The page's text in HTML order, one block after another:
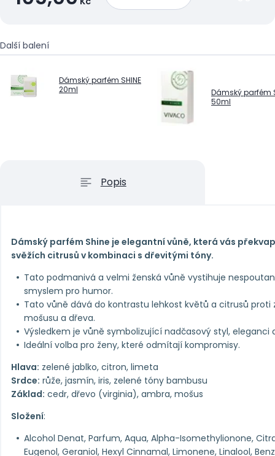
Další balení
Dámský parfém SHINE
20ml
Dámský parfém
50ml
Popis
Dámský parfém Shine je elegantní vůně, která vás
svěžích citrusů v kombinaci s dřevitými tóny.
Tato podmanivá a velmi ženská vůně vystihuje
smyslem pro humor.
Tato vůně dává do kontrastu lehkost květů a citrusů
mošusu a dřeva.
Výsledkem je vůně symbolizující nadčasový styl, eleganci
Ideální volba pro ženy, které odmítají kompromisy.
Hlava: zelené jablko, citron, limeta
Srdce: růže, jasmín, iris, zelené tóny bambusu
Základ: cedr, dřevo (virginia), ambra, mošus
Složení:
Alcohol Denat, Parfum, Aqua, Alpha-Isomethylionone,
Eugenol, Geraniol, Hexyl Cinnamal, Limonene, Linalool,